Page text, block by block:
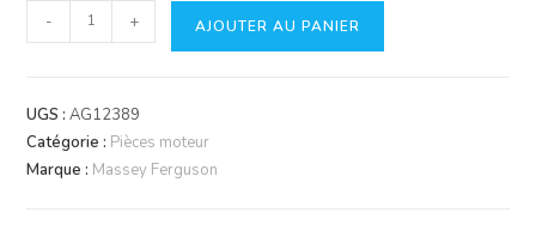
quantité
de
de
bielle
+0.050
- + AJOUTER AU PANIER
UGS :AG12389
Catégorie : Pièces moteur
Marque : Massey Ferguson